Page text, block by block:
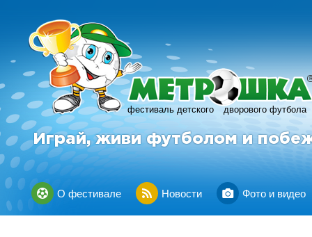
фестиваль детского дворового футбола
R
Играй, живи футболом и
О фестивале Новости Фото и видео